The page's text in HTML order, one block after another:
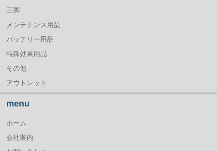
三脚
メンテナンス用品
バッテリー用品
特殊効果用品
その他
アウトレット
menu
ホーム
会社案内